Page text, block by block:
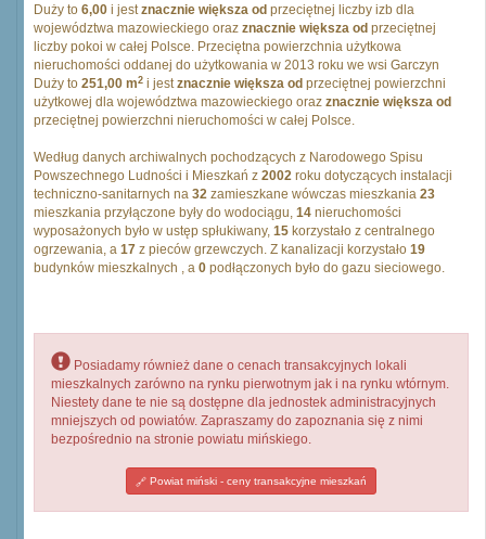
Duży to 6,00 i jestznacznie większa od przeciętnej liczby izb dla
województwa mazowieckiego oraz znacznie większa od przeciętnej
liczby pokoi w całej Polsce. Przeciętna powierzchnia użytkowa
nieruchomości oddanej do użytkowania w 2013 roku we wsi Garczyn
Duży to 251,00 m2 i jestznacznie większa od przeciętnej powierzchni
użytkowej dla województwa mazowieckiego oraz znacznie większa od
przeciętnej powierzchni nieruchomości w całej Polsce.
Według danych archiwalnych pochodzących z Narodowego Spisu
Powszechnego Ludności i Mieszkań z 2002 roku dotyczących instalacji
techniczno-sanitarnych na 32 zamieszkane wówczas mieszkania 23
mieszkania przyłączone były do wodociągu, 14 nieruchomości
wyposażonych było w ustęp spłukiwany, 15 korzystało z centralnego
ogrzewania, a 17 z pieców grzewczych. Z kanalizacji korzystało 19
budynków mieszkalnych , a 0 podłączonych było do gazu sieciowego.
Posiadamy również dane o cenach transakcyjnych lokali
mieszkalnych zarówno na rynku pierwotnym jak i na rynku wtórnym.
Niestety dane te nie są dostępne dla jednostek administracyjnych
mniejszych od powiatów. Zapraszamy do zapoznania się z nimi
bezpośrednio na stronie powiatu mińskiego.
Powiat miński - ceny transakcyjne mieszkań